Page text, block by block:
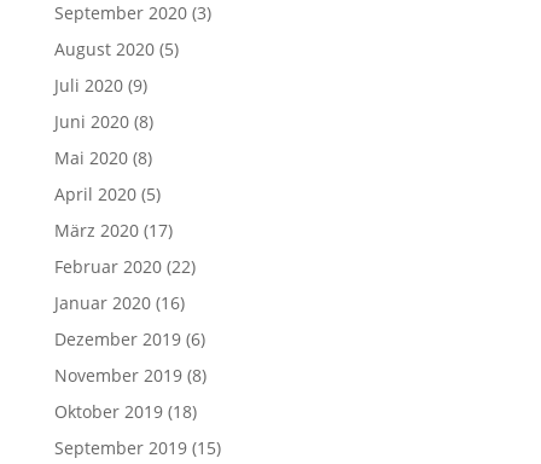
September 2020(3)
August 2020(5)
Juli 2020(9)
Juni 2020(8)
Mai 2020(8)
April 2020(5)
März 2020(17)
Februar 2020(22)
Januar 2020(16)
Dezember 2019(6)
November 2019(8)
Oktober 2019(18)
September 2019(15)